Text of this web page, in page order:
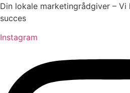
Din lokale marketingrådgiver –
succes
Instagram